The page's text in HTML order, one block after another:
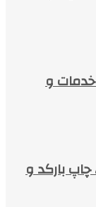
و
چاپ بارکد و